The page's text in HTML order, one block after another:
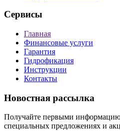
Сервисы
Главная
Финансовые услуги
Гарантия
Гидрофикация
Инструкции
Контакты
Новостная рассылка
Получайте первыми
специальных предложениях и